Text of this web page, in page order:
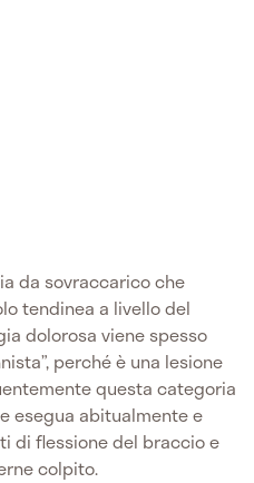
da sovraccarico che
tendinea a livello del
dolorosa viene spesso
perché è una lesione
questa categoria
esegua abitualmente e
di flessione del braccio e
colpito.